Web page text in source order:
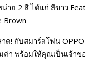
าย 2 สี ได้แก่ สีขาว
Brown
ด! กับสมาร์ตโฟน OPPO
า พร้อมให้คุณเป็นเจ้าข